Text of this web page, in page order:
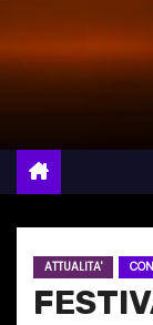
ATTUALITA'